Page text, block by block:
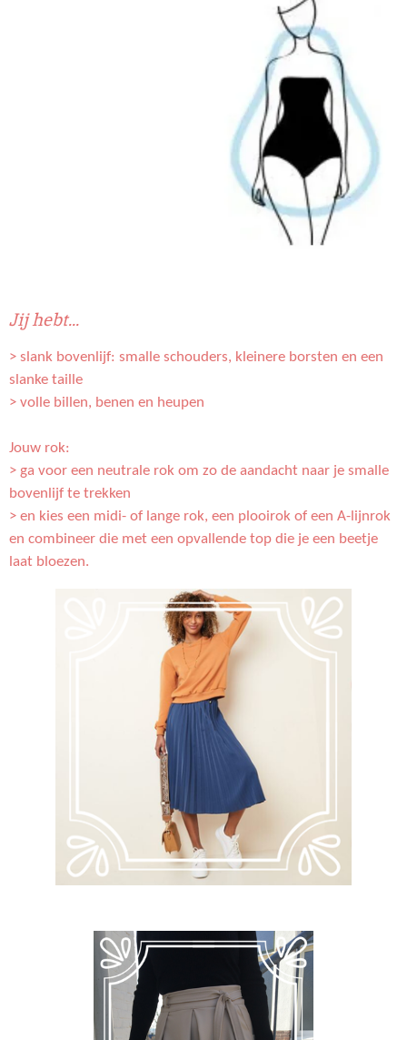
Jij hebt...
> slank bovenlijf: smalle schouders, kleinere borsten en een
slanke taille
> volle billen, benen en heupen
Jouw rok:
> ga voor een neutrale rok om zo de aandacht naar je smalle
bovenlijf te trekken
> en kies een midi- of lange rok, een plooirok of een A-lijnrok
en combineer die met een opvallende top die je een beetje
laat bloezen.